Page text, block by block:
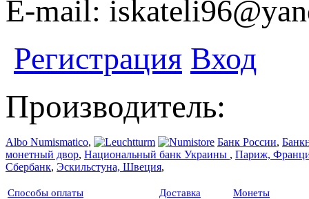
E-mail:
Регистрация Вход
Производитель:
Albo Numismatico, Банк России,
монетный двор, Национальный банк Украины , Париж,
Сбербанк, Эскильстуна, Швеция,
Способы оплаты
Доставка
Монеты